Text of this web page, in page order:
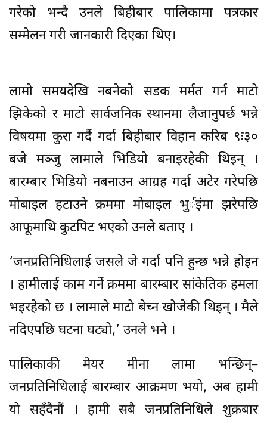
गरेको भन्दै उनले बिहीबार पालिकामा पत्रकार
सम्मेलन गरी जानकारी दिएका थिए।
लामो समयदेखि नबनेको सडक मर्मत गर्न माटो
झिकेको र माटो सार्वजनिक स्थानमा लैजानुपर्छ भन्ने
विषयमा कुरा गर्दै गर्दा बिहीबार विहान करिब ९ः३०
बजे मञ्जु लामाले भिडियो बनाइरहेकी थिइन् ।
बारम्बार भिडियो नबनाउन आग्रह गर्दा अटेर गरेपछि
मोबाइल हटाउने क्रममा मोबाइल भुर्इंमा झरेपछि
आफूमाथि कुटपिट भएको उनले बताए ।
‘जनप्रतिनिधिलाई जसले जे गर्दा पनि हुन्छ भन्ने होइन
। हामीलाई काम गर्ने क्रममा बारम्बार सांकेतिक हमला
भइरहेको छ । लामाले माटो बेच्न खोजेकी थिइन् । मैले
नदिएपछि घटना घट्यो,’ उनले भने ।
पालिकाकी मेयर मीना लामा भन्छिन्–
जनप्रतिनिधिलाई बारम्बार आक्रमण भयो, अब हामी
यो सहँदैनौं । हामी सबै जनप्रतिनिधिले शुक्रबार